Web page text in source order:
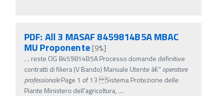
PDF: All 3 MASAF 8459814B5A MBAC
MU Proponente[9%]
… reste CIG 8459814B5A Processo domande definitive
contratti di filiera (V Bando) Manuale Utente â€“operatore
professionalePage 1 of 13 Sistema Protezione delle
Piante Ministero dell'agricoltura, …